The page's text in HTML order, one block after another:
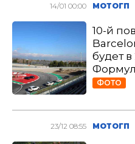
14/01 00:00 МОТОГП
10-й
будет в
ФОТО
23/12 08:55 МОТОГП